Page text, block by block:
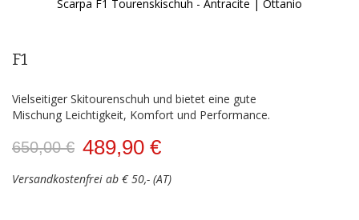
Scarpa F1 Tourenskischuh - Antracite | Ottanio
der
F1
Vielseitiger Skitourenschuh und bietet eine gute
Mischung Leichtigkeit, Komfort und Performance.
650,00 € 489,90 €
Versandkostenfrei ab € 50,- (AT)